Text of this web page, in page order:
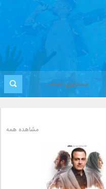
مشاهده همه